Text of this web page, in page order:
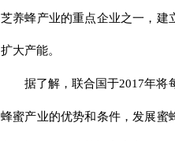
芝养蜂产业的重点企业之一，建
扩大产能。
据了解，联合国于2017年将
蜂蜜产业的优势和条件，发展蜜